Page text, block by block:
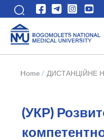
Home / ДИСТАНЦІЙНЕ
(УКР)